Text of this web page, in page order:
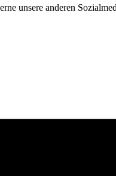
unsere anderen